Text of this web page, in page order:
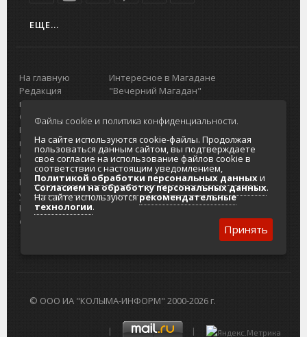
ЕЩЕ...
На главную
Редакция
портала
О проекте
Реклама на
портале
Отзывы и
предложения
Интернет-
услуги
Разработка
сайтов
Интересное в Магадане
"Вечерний Магадан"
Реклама
Главный туристический портал
Колымы
Политика в отношении обработки
персональных данных
Согласие на обработку персональных
данных
© ООО ИА "КОЛЫМА-ИНФОРМ" 2000-2026 г.
Файлы cookie и политика конфиденциальности.
На сайте используются cookie-файлы. Продолжая
пользоваться данным сайтом, вы подтверждаете
свое согласие на использование файлов cookie в
соответствии с настоящим уведомлением,
Политикой обработки персональных данныхи
Согласием на обработку персональных данных.
На сайте используютсярекомендательные
технологии.
Принять